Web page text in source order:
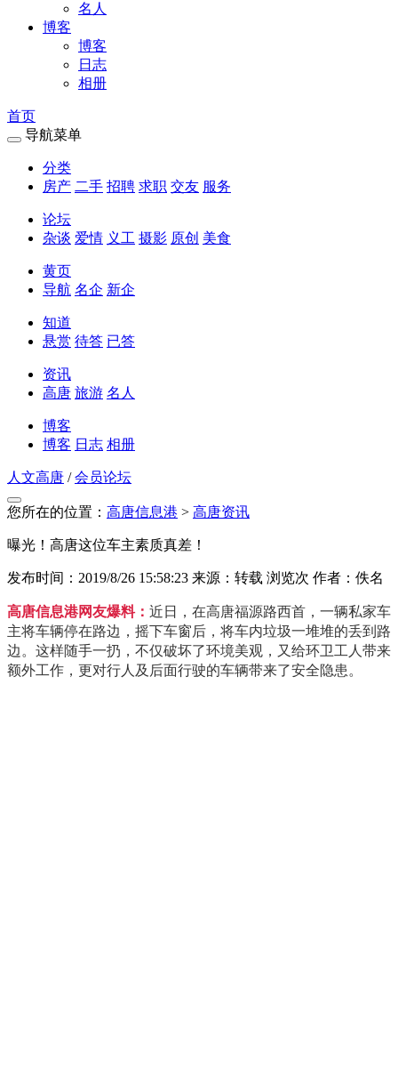
名人
博客
博客
日志
相册
首页
导航菜单
分类
房产 二手 招聘 求职 交友 服务
论坛
杂谈 爱情 义工 摄影 原创 美食
黄页
导航 名企 新企
知道
悬赏 待答 已答
资讯
高唐 旅游 名人
博客
博客 日志 相册
人文高唐 / 会员论坛
您所在的位置： 高唐信息港 > 高唐资讯
曝光！高唐这位车主素质真差！
发布时间：2019/8/26 15:58:23 来源：转载 浏览次 作者：佚名
高唐信息港网友爆料： 近日，在高唐福源路西首，一辆私家车
主将车辆停在路边，摇下车窗后，将车内垃圾一堆堆的丢到路
边。这样随手一扔，不仅破坏了环境美观，又给环卫工人带来
额外工作，更对行人及后面行驶的车辆带来了安全隐患。